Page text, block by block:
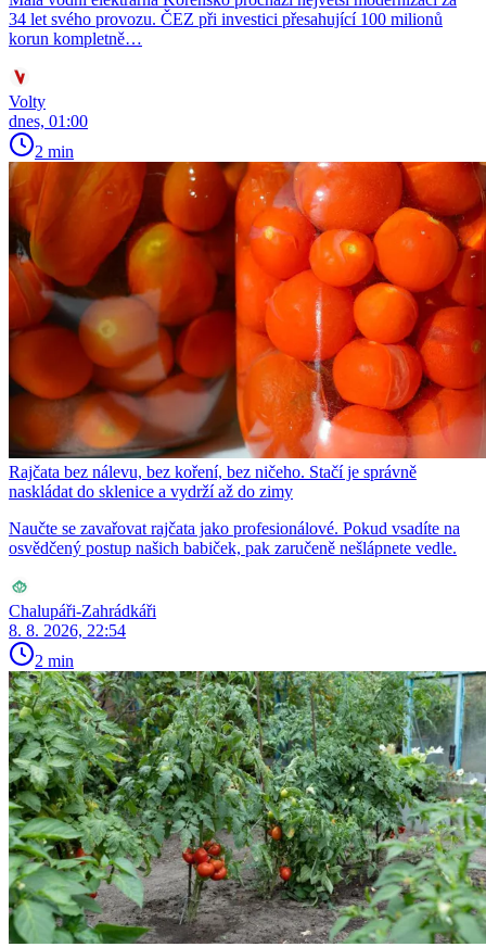
34 let svého provozu. ČEZ při investici přesahující 100 milionů
korun kompletně…
Volty
dnes, 01:00
2 min
Rajčata bez nálevu, bez koření, bez ničeho. Stačí je správně
naskládat do sklenice a vydrží až do zimy
Naučte se zavařovat rajčata jako profesionálové. Pokud vsadíte na
osvědčený postup našich babiček, pak zaručeně nešlápnete vedle.
Chalupáři-Zahrádkáři
8. 8. 2026, 22:54
2 min